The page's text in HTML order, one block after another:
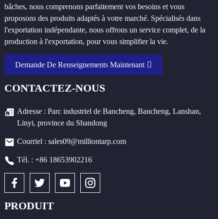
bâches, nous comprenons parfaitement vos besoins et vous
proposons des produits adaptés à votre marché. Spécialisés dans
l'exportation indépendante, nous offrons un service complet, de la
production à l'exportation, pour vous simplifier la vie.
Demande De Renseignements Maintenant
CONTACTEZ-NOUS
Adresse : Parc industriel de Bancheng, Bancheng, Lanshan,
Linyi, province du Shandong
Courriel : sales09@milliontarp.com
Tél. : +86 18653902216
PRODUIT